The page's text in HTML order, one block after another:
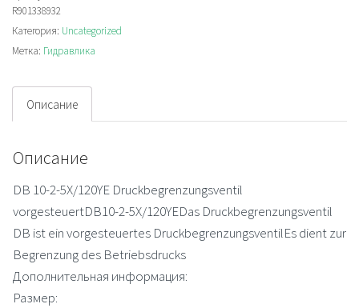
5X/120YE
Отсечной
R901338932
Категория: Uncategorized
Метка: Гидравлика
Описание
Описание
DB 10-2-5X/120YE Druckbegrenzungsventil
vorgesteuertDB10-2-5X/120YEDas Druckbegrenzungsventil
DB ist ein vorgesteuertes DruckbegrenzungsventilEs dient zur
Begrenzung des Betriebsdrucks
Дополнительная информация:
Размер: